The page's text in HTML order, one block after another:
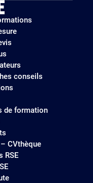
conseils
de formation
CVthèque
RSE